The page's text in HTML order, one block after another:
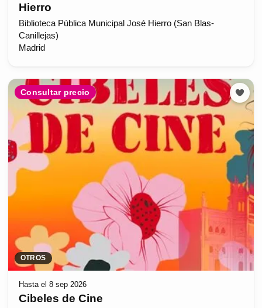
Hierro
Biblioteca Pública Municipal José Hierro (San Blas-
Canillejas)
Madrid
Consultar precio
OTROS
Hasta el 8 sep 2026
Cibeles de Cine